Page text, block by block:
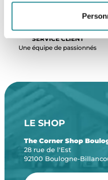
SERVICE CLIENT
Une équipe de passionnés
LE SHOP
The Corner Shop
28 rue de l'Est
92100 Boulogne-